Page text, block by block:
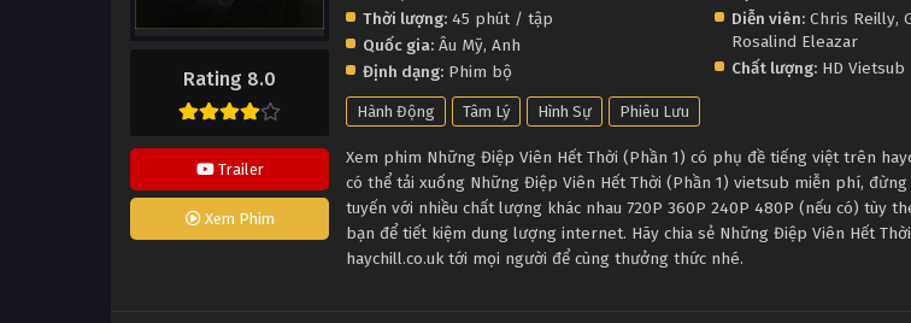
Rating 8.0
Trailer
Xem Phim
Thời lượng: 45 phút / tập
Quốc gia: Âu Mỹ, Anh
Định dạng: Phim bộ
Diễn viên: Chris Reilly,
Rosalind Eleazar
Chất lượng: HD Vietsub
Hành Động Tâm Lý Hình Sự Phiêu Lưu
Xem phim Những Điệp Viên Hết Thời (Phần 1) có phụ đề tiếng việt trên
có thể tải xuống Những Điệp Viên Hết Thời (Phần 1) vietsub miễn phí,
tuyến với nhiều chất lượng khác nhau 720P 360P 240P 480P (nếu có) tùy
bạn để tiết kiệm dung lượng internet. Hãy chia sẻ Những Điệp Viên Hết
haychill.co.uk tới mọi người để cùng thưởng thức nhé.